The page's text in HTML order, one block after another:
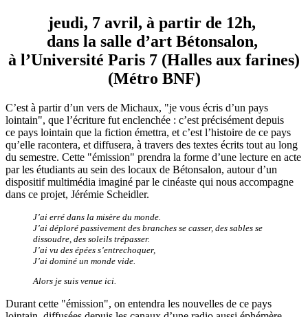
jeudi, 7 avril, à partir de 12h,
dans la salle d’art Bétonsalon,
à l’Université Paris 7 (Halles aux farines)
(Métro BNF)
C’est à partir d’un vers de Michaux, "je vous écris d’un pays
lointain", que l’écriture fut enclenchée : c’est précisément depuis
ce pays lointain que la fiction émettra, et c’est l’histoire de ce pays
qu’elle racontera, et diffusera, à travers des textes écrits tout au long
du semestre. Cette "émission" prendra la forme d’une lecture en acte
par les étudiants au sein des locaux de Bétonsalon, autour d’un
dispositif multimédia imaginé par le cinéaste qui nous accompagne
dans ce projet, Jérémie Scheidler.
J’ai erré dans la misère du monde.
J’ai déploré passivement des branches se casser, des sables se
dissoudre, des soleils trépasser.
J’ai vu des épées s’entrechoquer,
J’ai dominé un monde vide.
Alors je suis venue ici.
Durant cette "émission", on entendra les nouvelles de ce pays